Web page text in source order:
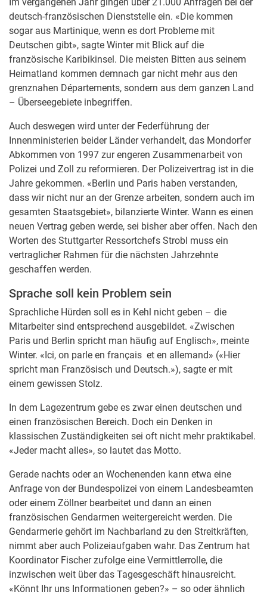
deutsch-französischen Dienststelle ein. «Die kommen
sogar aus Martinique, wenn es dort Probleme mit
Deutschen gibt», sagte Winter mit Blick auf die
französische Karibikinsel. Die meisten Bitten aus seinem
Heimatland kommen demnach gar nicht mehr aus den
grenznahen Départements, sondern aus dem ganzen Land
– Überseegebiete inbegriffen.
Auch deswegen wird unter der Federführung der
Innenministerien beider Länder verhandelt, das Mondorfer
Abkommen von 1997 zur engeren Zusammenarbeit von
Polizei und Zoll zu reformieren. Der Polizeivertrag ist in die
Jahre gekommen. «Berlin und Paris haben verstanden,
dass wir nicht nur an der Grenze arbeiten, sondern auch im
gesamten Staatsgebiet», bilanzierte Winter. Wann es einen
neuen Vertrag geben werde, sei bisher aber offen. Nach den
Worten des Stuttgarter Ressortchefs Strobl muss ein
vertraglicher Rahmen für die nächsten Jahrzehnte
geschaffen werden.
Sprache soll kein Problem sein
Sprachliche Hürden soll es in Kehl nicht geben – die
Mitarbeiter sind entsprechend ausgebildet. «Zwischen
Paris und Berlin spricht man häufig auf Englisch», meinte
Winter. «Ici, on parle en français et en allemand» («Hier
spricht man Französisch und Deutsch.»), sagte er mit
einem gewissen Stolz.
In dem Lagezentrum gebe es zwar einen deutschen und
einen französischen Bereich. Doch ein Denken in
klassischen Zuständigkeiten sei oft nicht mehr praktikabel.
«Jeder macht alles», so lautet das Motto.
Gerade nachts oder an Wochenenden kann etwa eine
Anfrage von der Bundespolizei von einem Landesbeamten
oder einem Zöllner bearbeitet und dann an einen
französischen Gendarmen weitergereicht werden. Die
Gendarmerie gehört im Nachbarland zu den Streitkräften,
nimmt aber auch Polizeiaufgaben wahr. Das Zentrum hat
Koordinator Fischer zufolge eine Vermittlerrolle, die
inzwischen weit über das Tagesgeschäft hinausreicht.
«Könnt Ihr uns Informationen geben?» – so oder ähnlich